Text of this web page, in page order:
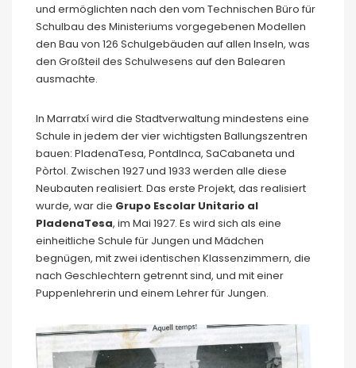
und ermöglichten nach den vom Technischen Büro für
Schulbau des Ministeriums vorgegebenen Modellen
den Bau von 126 Schulgebäuden auf allen Inseln, was
den Großteil des Schulwesens auf den Balearen
ausmachte.
In Marratxí wird die Stadtverwaltung mindestens eine
Schule in jedem der vier wichtigsten Ballungszentren
bauen: PladenaTesa, PontdInca, SaCabaneta und
Pòrtol. Zwischen 1927 und 1933 werden alle diese
Neubauten realisiert. Das erste Projekt, das realisiert
wurde, war die Grupo Escolar Unitario al
PladenaTesa, im Mai 1927. Es wird sich als eine
einheitliche Schule für Jungen und Mädchen
begnügen, mit zwei identischen Klassenzimmern, die
nach Geschlechtern getrennt sind, und mit einer
Puppenlehrerin und einem Lehrer für Jungen.